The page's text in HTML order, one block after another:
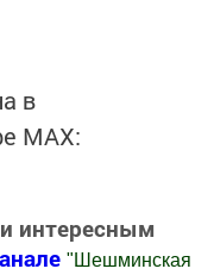
в
MАХ:
интересным
" Шешминская